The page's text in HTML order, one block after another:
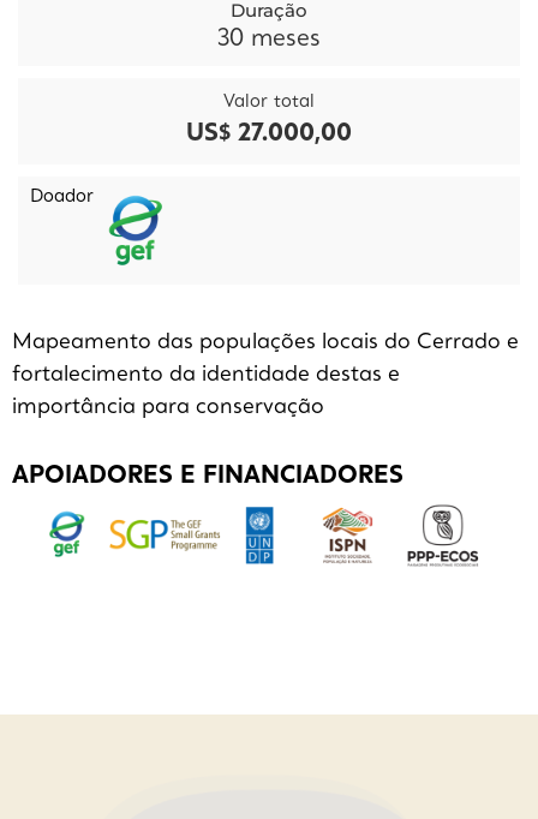
Duração
30 meses
Valor total
US$ 27.000,00
Doador
Mapeamento das populações locais do Cerrado e
fortalecimento da identidade destas e
importância para conservação
APOIADORES E FINANCIADORES